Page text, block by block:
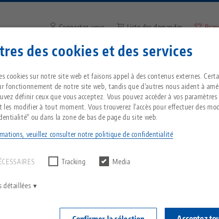
des cookies et des services
cookies sur notre site web et faisons appel à des contenus externes.
fonctionnement de notre site web, tandis que d'autres nous aident à
définir ceux que vous acceptez. Vous pouvez accéder à vos paramètres
modifier à tout moment. Vous trouverez l'accès pour effectuer des
ou dans la zone de bas de page du site web.
veuillez consulter notre politique de confidentialité
Tracking Media
détaillées
notre page US pour voir le contenu spécifique
pays.
Tout d'une seule source
Technologie de
Technologie de
Breadcrumb
À propos de LANG
Philosophie
Service
Téléchargements
FAQ
Nouvelles
Blog
Actualités
Connectez-vous Liste des demandes
Saisir un terme de
résultat.
compacte avec un grand impact - Automatisation flexible sur une